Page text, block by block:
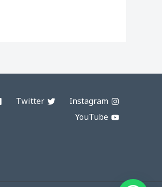
Instagram
Twitter
YouTube